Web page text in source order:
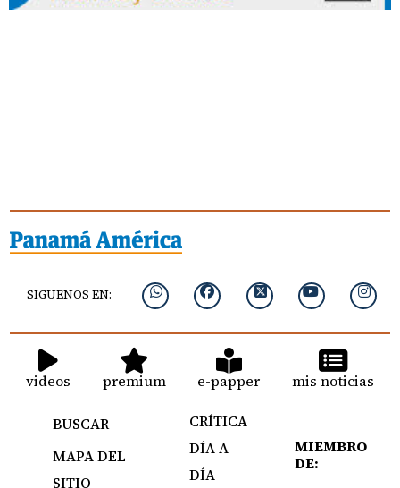
SIGUENOS EN:
videos premium e-papper mis noticias
BUSCAR
MAPA DEL
SITIO
CRÍTICA
DÍA A
DÍA
MIEMBRO
DE: